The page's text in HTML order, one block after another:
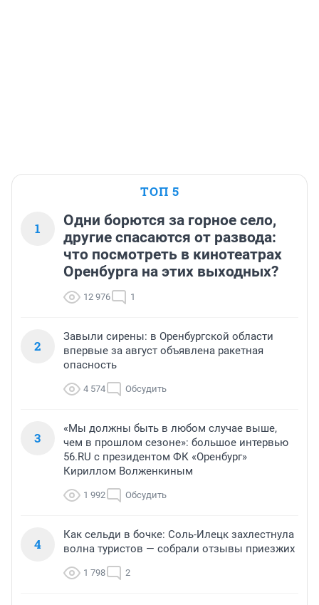
ТОП 5
1
Одни борются за горное село,
другие спасаются от развода:
что посмотреть в кинотеатрах
Оренбурга на этих выходных?
12 976 1
2
Завыли сирены: в Оренбургской области
впервые за август объявлена ракетная
опасность
4 574 Обсудить
3
«Мы должны быть в любом случае выше,
чем в прошлом сезоне»: большое интервью
56.RU с президентом ФК «Оренбург»
Кириллом Волженкиным
1 992 Обсудить
4
Как сельди в бочке: Соль-Илецк захлестнула
волна туристов — собрали отзывы приезжих
1 798 2